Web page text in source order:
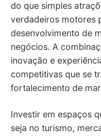
do que simples
verdadeiros motores
desenvolvimento de
negócios. A
inovação e
competitivas que se
fortalecimento de
Investir em espaços
seja no turismo,